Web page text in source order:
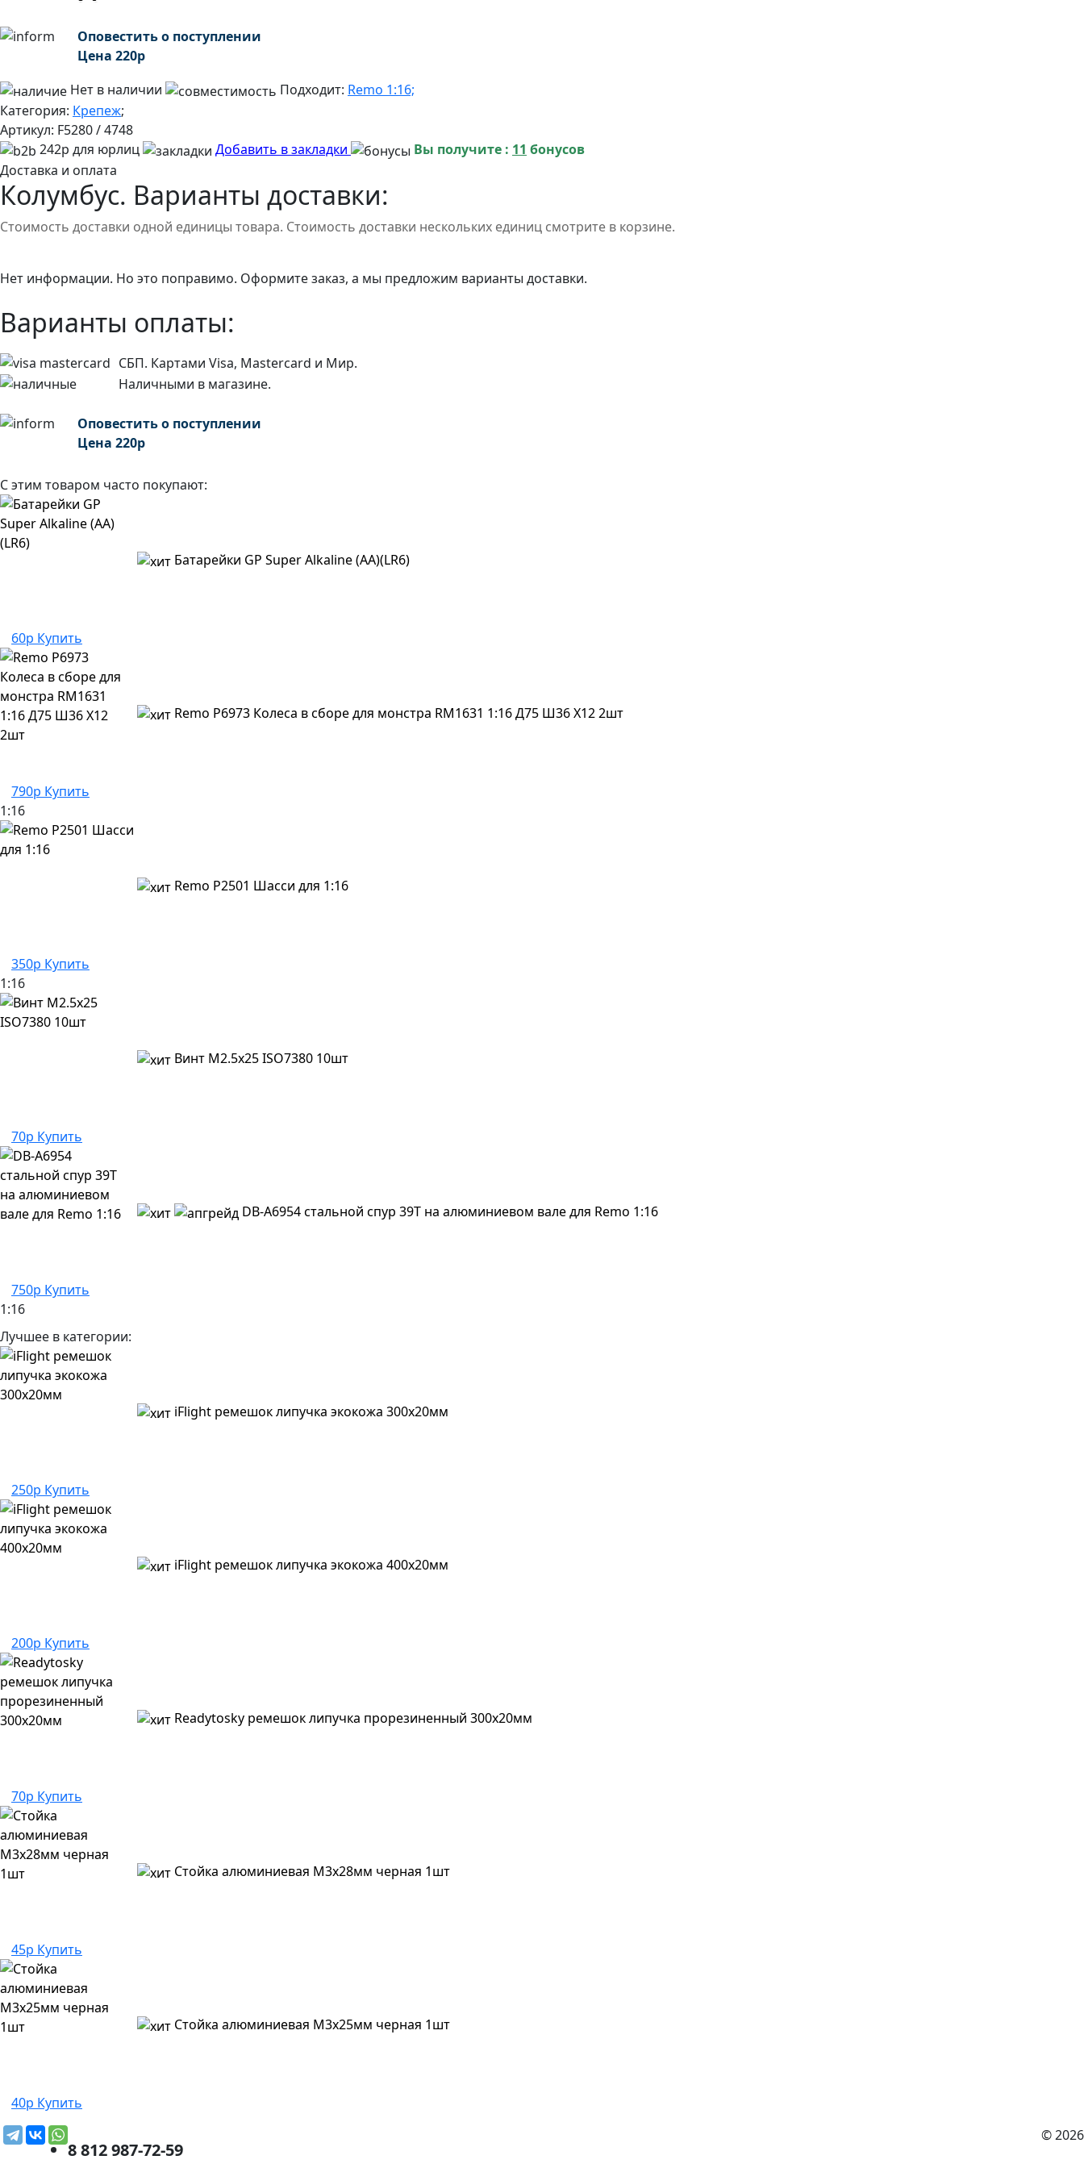
Оповестить о поступлении
Цена 220р
Нет в наличии
Подходит: Remo 1:16;
Категория: Крепеж;
Артикул: F5280 / 4748
242р для юрлиц
Добавить в закладки Вы получите : 11 бонусов
Доставка и оплата
Колумбус. Варианты доставки:
Стоимость доставки одной единицы товара. Стоимость доставки нескольких единиц смотрите в корзине.
Нет информации. Но это поправимо. Оформите заказ, а мы предложим варианты доставки.
Варианты оплаты:
СБП. Картами Visa, Mastercard и Мир.
Наличными в магазине.
Оповестить о поступлении
Цена 220р
С этим товаром часто покупают:
Батарейки GP Super Alkaline (AA)(LR6)
60р Купить
Remo P6973 Колеса в сборе для монстра RM1631 1:16 Д75 Ш36 Х12 2шт
790р Купить
1:16
Remo P2501 Шасси для 1:16
350р Купить
1:16
Винт M2.5x25 ISO7380 10шт
70р Купить
DB-A6954 стальной спур 39T на алюминиевом вале для Remo 1:16
750р Купить
1:16
Лучшее в категории:
iFlight ремешок липучка экокожа 300х20мм
250р Купить
iFlight ремешок липучка экокожа 400х20мм
200р Купить
Readytosky ремешок липучка прорезиненный 300х20мм
70р Купить
Стойка алюминиевая M3x28мм черная 1шт
45р Купить
Стойка алюминиевая M3x25мм черная 1шт
40р Купить
© 2026
8 812 987-72-59